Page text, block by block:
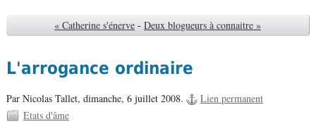
« Catherine s'énerve - Deux blogueurs à connaitre »
L'arrogance ordinaire
Par Nicolas Tallet, dimanche, 6 juillet 2008.
Lien permanent
Etats d'âme